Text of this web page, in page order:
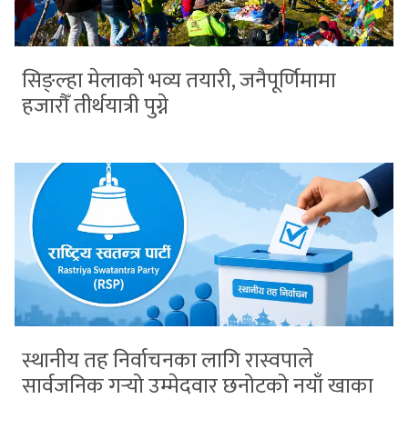
सिङ्ल्हा मेलाको भव्य तयारी, जनैपूर्णिमामा
हजारौँ तीर्थयात्री पुग्ने
स्थानीय तह निर्वाचनका लागि रास्वपाले
सार्वजनिक गर्‍यो उम्मेदवार छनोटको नयाँ खाका